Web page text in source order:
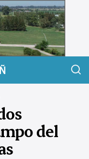
del